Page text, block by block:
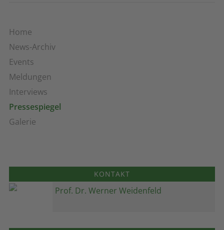
Home
News-Archiv
Events
Meldungen
Interviews
Pressespiegel
Galerie
KONTAKT
Prof. Dr. Werner Weidenfeld